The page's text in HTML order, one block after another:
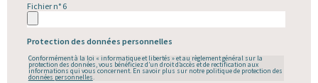
Fichier n° 6
Protection des données personnelles
Conformément à la loi « informatique et libertés » et au règlement général sur la
protection des données, vous bénéficiez d’un droit d’accès et de rectification aux
informations qui vous concernent. En savoir plus sur notre politique de protection des
données personnelles.